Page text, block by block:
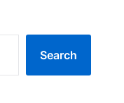
Search